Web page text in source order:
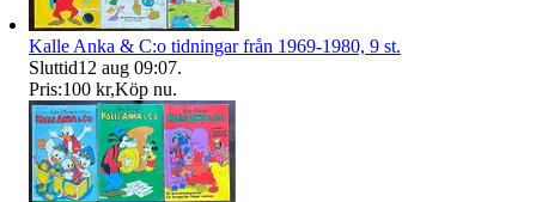
Kalle Anka & C:o tidningar från 1969-1980, 9 st.
Sluttid12 aug 09:07.
Pris:100 kr,Köp nu.